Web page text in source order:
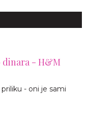
dinara - H&M
- oni je sami